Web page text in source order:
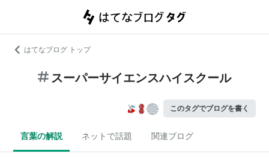
はてなブログ トップ
スーパーサイエンスハイスクール
このタグでブログを書く
言葉の解説 ネットで話題 関連ブログ